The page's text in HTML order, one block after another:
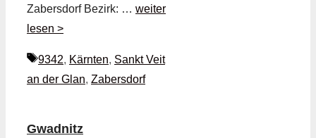
Zabersdorf Bezirk: … weiter
lesen >
Schlagwörter
9342, Kärnten, Sankt Veit
an der Glan, Zabersdorf
Gwadnitz